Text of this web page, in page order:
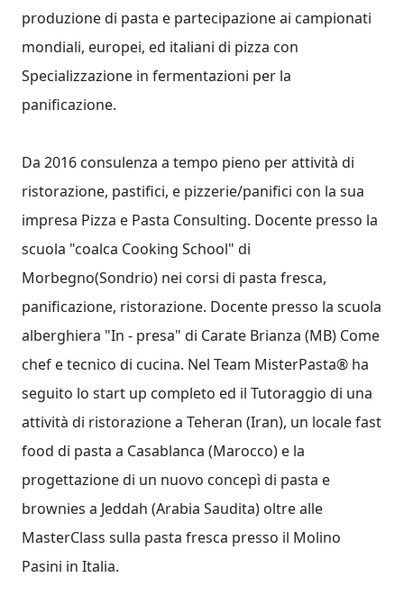
produzione di pasta e partecipazione ai campionati
mondiali, europei, ed italiani di pizza con
Specializzazione in fermentazioni per la
panificazione.
Da 2016 consulenza a tempo pieno per attività di
ristorazione, pastifici, e pizzerie/panifici con la sua
impresa Pizza e Pasta Consulting. Docente presso la
scuola "coalca Cooking School" di
Morbegno(Sondrio) nei corsi di pasta fresca,
panificazione, ristorazione. Docente presso la scuola
alberghiera "In - presa" di Carate Brianza (MB) Come
chef e tecnico di cucina. Nel Team MisterPasta® ha
seguito lo start up completo ed il Tutoraggio di una
attività di ristorazione a Teheran (Iran), un locale fast
food di pasta a Casablanca (Marocco) e la
progettazione di un nuovo concepì di pasta e
brownies a Jeddah (Arabia Saudita) oltre alle
MasterClass sulla pasta fresca presso il Molino
Pasini in Italia.